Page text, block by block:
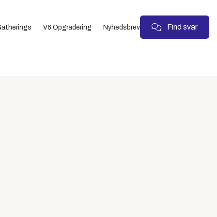
V6 Opgradering Nyhedsbrev Find svar